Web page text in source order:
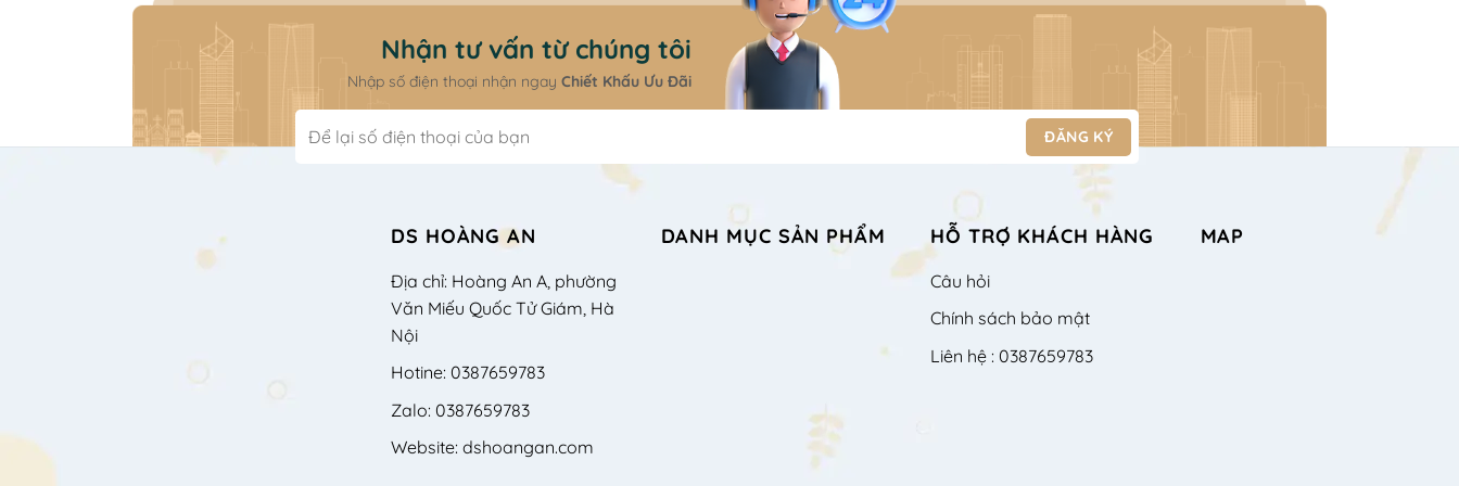
Nhận tư vấn từ chúng tôi
Nhập số điện thoại nhận ngay Chiết Khấu Ưu Đãi
DS HOÀNG AN
Địa chỉ: Hoàng An A, phường
Văn Miếu Quốc Tử Giám, Hà
Nội
Hotine: 0387659783
Zalo: 0387659783
Website: dshoangan.com
DANH MỤC SẢN PHẨM HỖ TRỢ KHÁCH HÀNG
Câu hỏi
Chính sách bảo mật
Liên hệ : 0387659783
MAP